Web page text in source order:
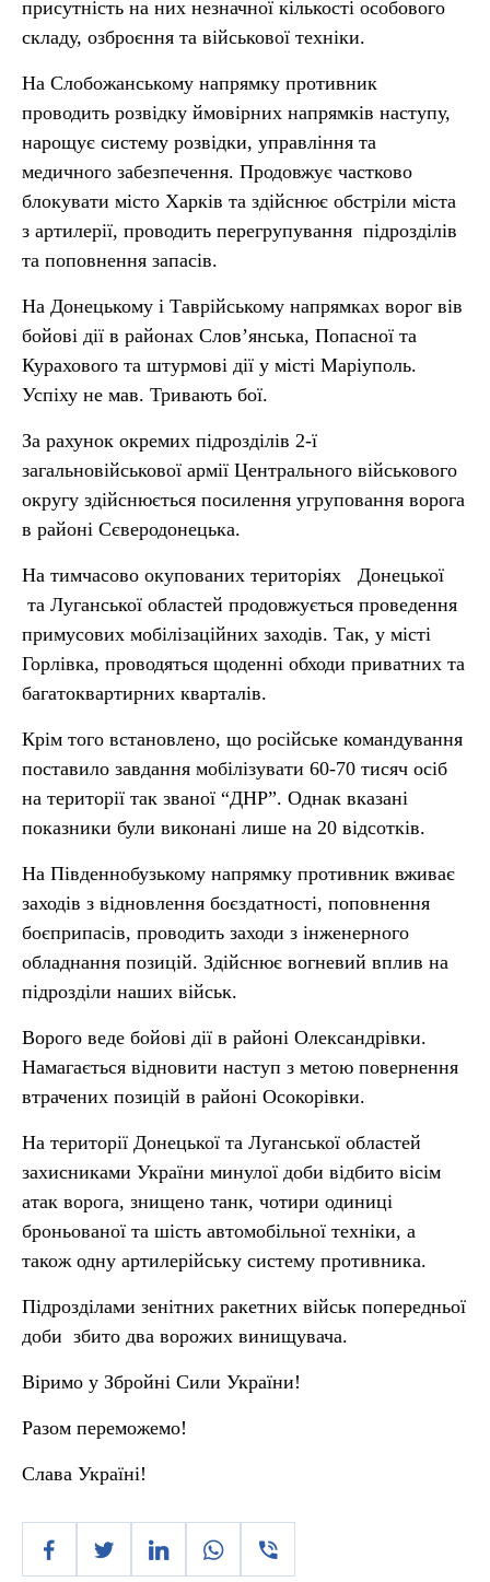
присутність на них незначної кількості особового
складу, озброєння та військової техніки.
На Слобожанському напрямку противник
проводить розвідку ймовірних напрямків наступу,
нарощує систему розвідки, управління та
медичного забезпечення. Продовжує частково
блокувати місто Харків та здійснює обстріли міста
з артилерії, проводить перегрупування підрозділів
та поповнення запасів.
На Донецькому і Таврійському напрямках ворог вів
бойові дії в районах Слов’янська, Попасної та
Курахового та штурмові дії у місті Маріуполь.
Успіху не мав. Тривають бої.
За рахунок окремих підрозділів 2-ї
загальновійськової армії Центрального військового
округу здійснюється посилення угруповання ворога
в районі Сєверодонецька.
На тимчасово окупованих територіях Донецької
та Луганської областей продовжується проведення
примусових мобілізаційних заходів. Так, у місті
Горлівка, проводяться щоденні обходи приватних та
багатоквартирних кварталів.
Крім того встановлено, що російське командування
поставило завдання мобілізувати 60-70 тисяч осіб
на території так званої “ДНР”. Однак вказані
показники були виконані лише на 20 відсотків.
На Південнобузькому напрямку противник вживає
заходів з відновлення боєздатності, поповнення
боєприпасів, проводить заходи з інженерного
обладнання позицій. Здійснює вогневий вплив на
підрозділи наших військ.
Ворого веде бойові дії в районі Олександрівки.
Намагається відновити наступ з метою повернення
втрачених позицій в районі Осокорівки.
На території Донецької та Луганської областей
захисниками України минулої доби відбито вісім
атак ворога, знищено танк, чотири одиниці
броньованої та шість автомобільної техніки, а
також одну артилерійську систему противника.
Підрозділами зенітних ракетних військ попередньої
доби збито два ворожих винищувача.
Віримо у Збройні Сили України!
Разом переможемо!
Слава Україні!